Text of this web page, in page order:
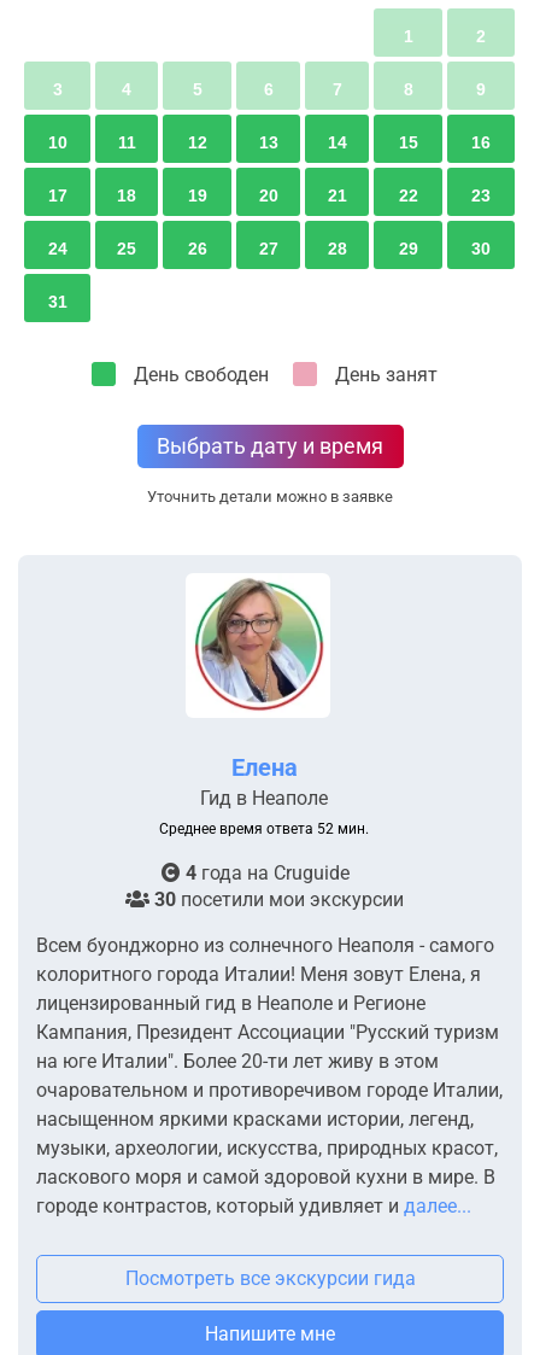
1 2
3 4 5 6 7 8 9
10 11 12 13 14 15 16
17 18 19 20 21 22 23
24 25 26 27 28 29 30
31
День свободен День занят
Выбрать дату и время
Уточнить детали можно в заявке
Елена
Гид в Неаполе
Среднее время ответа 52 мин.
4года на Cruguide
30посетили мои экскурсии
Всем буонджорно из солнечного Неаполя - самого
колоритного города Италии! Меня зовут Елена, я
лицензированный гид в Неаполе и Регионе
Кампания, Президент Ассоциации "Русский туризм
на юге Италии". Более 20-ти лет живу в этом
очаровательном и противоречивом городе Италии,
насыщенном яркими красками истории, легенд,
музыки, археологии, искусства, природных красот,
ласкового моря и самой здоровой кухни в мире. В
городе контрастов, который удивляет и далее...
Посмотреть все экскурсии гида
Напишите мне